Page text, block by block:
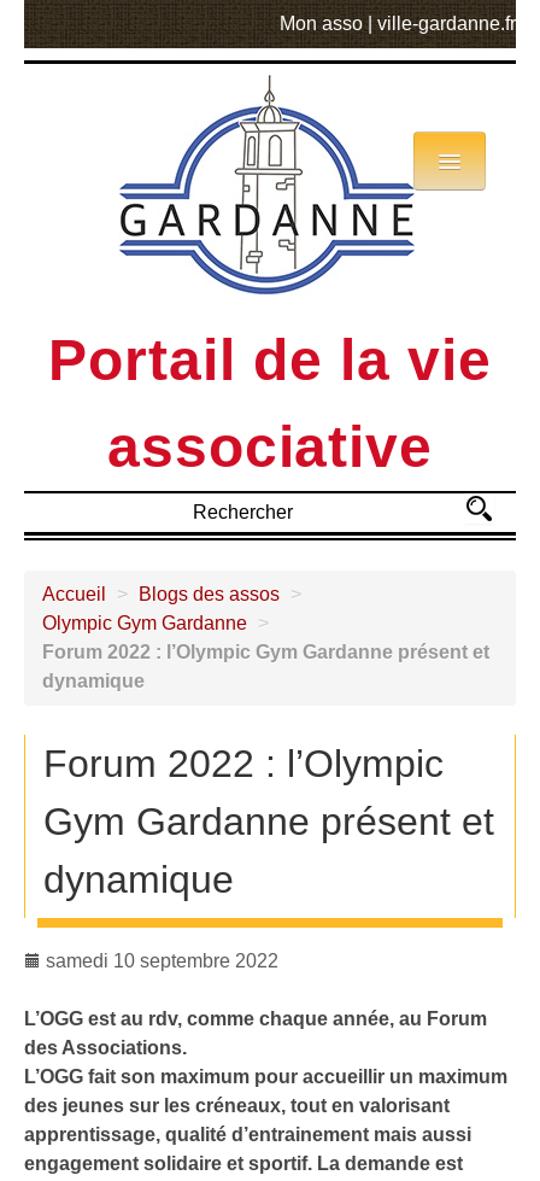
Mon asso ville-gardanne.fr
Portail de la vie
associative
Annuaire
Actualités
MVA
Accueil > Blogs des assos >
Olympic Gym Gardanne >
Forum 2022 : l’Olympic Gym Gardanne présent et
dynamique
Forum 2022 : l’Olympic
Gym Gardanne présent et
dynamique
samedi 10 septembre 2022
L’OGG est au rdv, comme chaque année, au Forum
des Associations.
L’OGG fait son maximum pour accueillir un maximum
des jeunes sur les créneaux, tout en valorisant
apprentissage, qualité d’entrainement mais aussi
engagement solidaire et sportif. La demande est